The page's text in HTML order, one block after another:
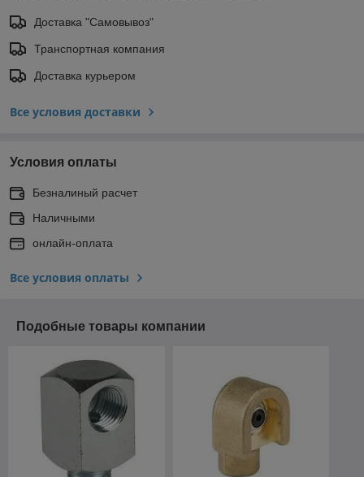
Доставка "Самовывоз"
Транспортная компания
Доставка курьером
Все условия доставки
Условия оплаты
Безналиный расчет
Наличными
онлайн-оплата
Все условия оплаты
Подобные товары компании